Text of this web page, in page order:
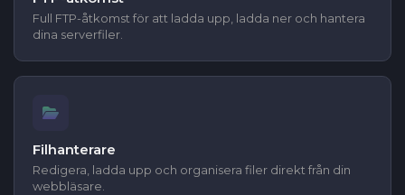
Full FTP-åtkomst för att ladda upp, ladda ner och hantera
dina serverfiler.
Filhanterare
Redigera, ladda upp och organisera filer direkt från din
webbläsare.